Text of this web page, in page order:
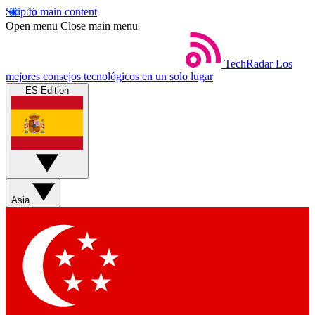
Skip to main content
Open menu Close main menu
TechRadar Los
mejores consejos tecnológicos en un solo lugar
ES Edition
Asia